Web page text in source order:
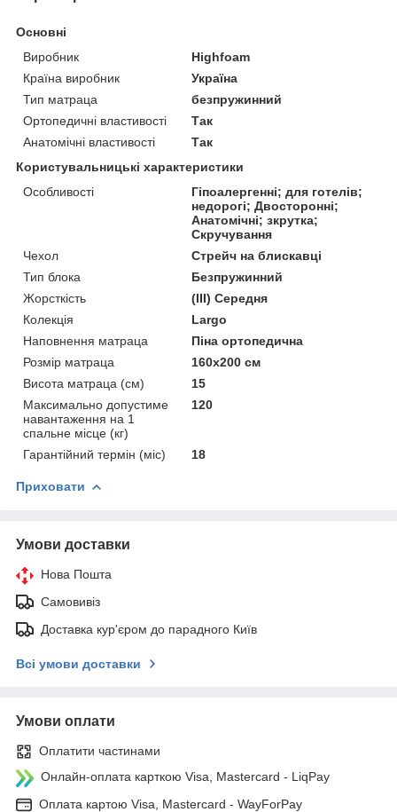
Основні
Виробник
Highfoam
Країна виробник
Україна
Тип матраца
безпружинний
Ортопедичні властивості
Так
Анатомічні властивості
Так
Користувальницькі характеристики
Особливості
Гіпоалергенні; для готелів;
недорогі; Двосторонні;
Анатомічні; зкрутка;
Скручування
Чехол
Стрейч на блискавці
Тип блока
Безпружинний
Жорсткість
(III) Середня
Колекція
Largo
Наповнення матраца
Піна ортопедична
Розмір матраца
160x200 см
Висота матраца (см)
15
Максимально допустиме
навантаження на 1
спальне місце (кг)
120
Гарантійний термін (міс) 18
Приховати
Умови доставки
Нова Пошта
Самовивіз
Доставка кур'єром до парадного Київ
Всі умови доставки
Умови оплати
Оплатити частинами
Онлайн-оплата карткою Visa, Mastercard - LiqPay
Оплата картою Visa, Mastercard - WayForPay